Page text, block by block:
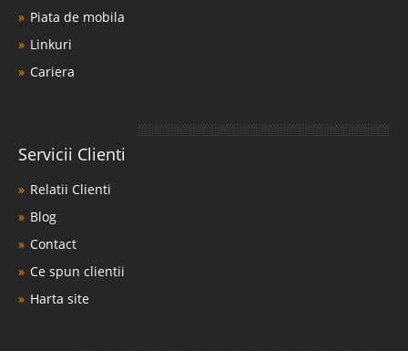
Piata de mobila
Linkuri
Cariera
Servicii Clienti
Relatii Clienti
Blog
Contact
Ce spun clientii
Harta site